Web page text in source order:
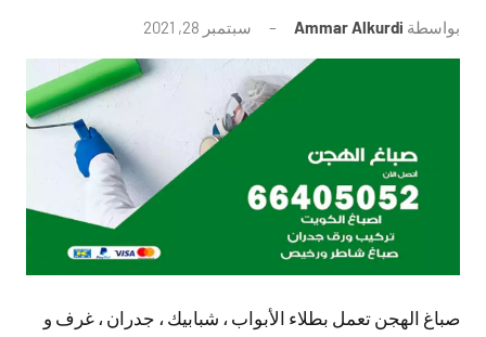
بواسطة Ammar Alkurdi سبتمبر 28, 2021
توجد
تعليقات
صباغ الهجن تعمل بطلاء الأبواب ، شبابيك ، جدران ، غرف و